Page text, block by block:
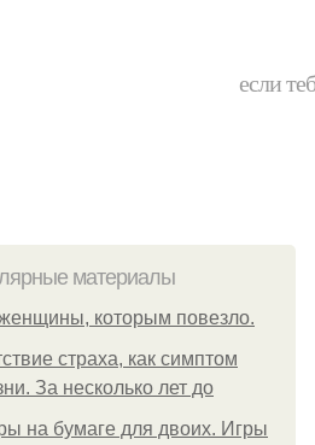
если
материалы
которым повезло.
страха, как симптом
За несколько лет до
на бумаге для двоих. Игры